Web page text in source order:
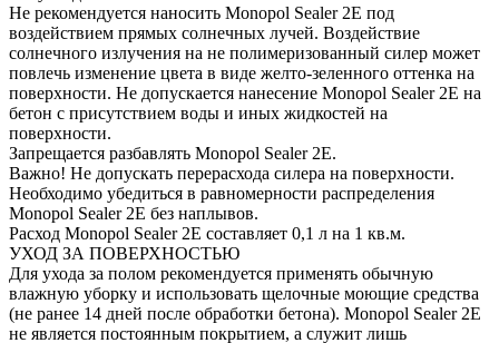
Не рекомендуется наносить Monopol Sealer 2E под
воздействием прямых солнечных лучей. Воздействие
солнечного излучения на не полимеризованный силер может
повлечь изменение цвета в виде желто-зеленного оттенка на
поверхности. Не допускается нанесение Monopol Sealer 2E на
бетон с присутствием воды и иных жидкостей на
поверхности.
Запрещается разбавлять Monopol Sealer 2E.
Важно! Не допускать перерасхода силера на поверхности.
Необходимо убедиться в равномерности распределения
Monopol Sealer 2E без наплывов.
Расход Monopol Sealer 2E составляет 0,1 л на 1 кв.м.
УХОД ЗА ПОВЕРХНОСТЬЮ
Для ухода за полом рекомендуется применять обычную
влажную уборку и использовать щелочные моющие средства
(не ранее 14 дней после обработки бетона). Monopol Sealer 2E
не является постоянным покрытием, а служит лишь